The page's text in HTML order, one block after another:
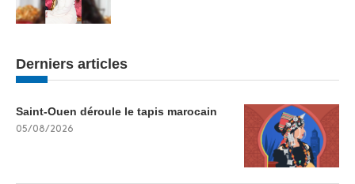
Derniers articles
Saint-Ouen déroule le tapis marocain
05/08/2026